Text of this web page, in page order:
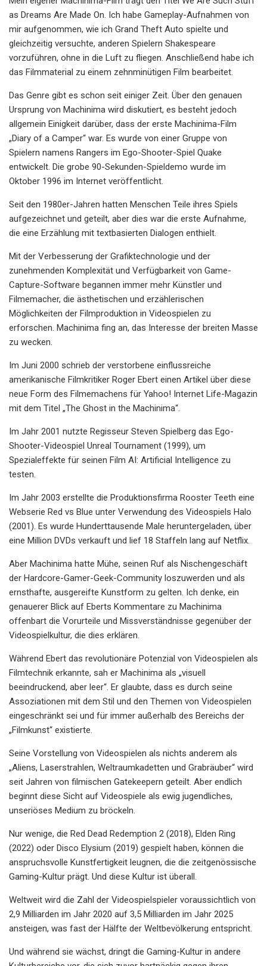
as Dreams Are Made On. Ich habe Gameplay-Aufnahmen von
mir aufgenommen, wie ich Grand Theft Auto spielte und
gleichzeitig versuchte, anderen Spielern Shakespeare
vorzuführen, ohne in die Luft zu fliegen. Anschließend habe ich
das Filmmaterial zu einem zehnminütigen Film bearbeitet.
Das Genre gibt es schon seit einiger Zeit. Über den genauen
Ursprung von Machinima wird diskutiert, es besteht jedoch
allgemein Einigkeit darüber, dass der erste Machinima-Film
„Diary of a Camper“ war. Es wurde von einer Gruppe von
Spielern namens Rangers im Ego-Shooter-Spiel Quake
entwickelt. Die grobe 90-Sekunden-Spieldemo wurde im
Oktober 1996 im Internet veröffentlicht.
Seit den 1980er-Jahren hatten Menschen Teile ihres Spiels
aufgezeichnet und geteilt, aber dies war die erste Aufnahme,
die eine Erzählung mit textbasierten Dialogen enthielt.
Mit der Verbesserung der Grafiktechnologie und der
zunehmenden Komplexität und Verfügbarkeit von Game-
Capture-Software begannen immer mehr Künstler und
Filmemacher, die ästhetischen und erzählerischen
Möglichkeiten der Filmproduktion in Videospielen zu
erforschen. Machinima fing an, das Interesse der breiten Masse
zu wecken.
Im Juni 2000 schrieb der verstorbene einflussreiche
amerikanische Filmkritiker Roger Ebert einen Artikel über diese
neue Form des Filmemachens für Yahoo! Internet Life-Magazin
mit dem Titel „The Ghost in the Machinima“.
Im Jahr 2001 nutzte Regisseur Steven Spielberg das Ego-
Shooter-Videospiel Unreal Tournament (1999), um
Spezialeffekte für seinen Film AI: Artificial Intelligence zu
testen.
Im Jahr 2003 erstellte die Produktionsfirma Rooster Teeth eine
Webserie Red vs Blue unter Verwendung des Videospiels Halo
(2001). Es wurde Hunderttausende Male heruntergeladen, über
eine Million DVDs verkauft und lief 18 Staffeln lang auf Netflix.
Aber Machinima hatte Mühe, seinen Ruf als Nischengeschäft
der Hardcore-Gamer-Geek-Community loszuwerden und als
ernsthafte, ausgereifte Kunstform zu gelten. Ich denke, ein
genauerer Blick auf Eberts Kommentare zu Machinima
offenbart die Vorurteile und Missverständnisse gegenüber der
Videospielkultur, die dies erklären.
Während Ebert das revolutionäre Potenzial von Videospielen als
Filmtechnik erkannte, sah er Machinima als „visuell
beeindruckend, aber leer“. Er glaubte, dass es durch seine
Assoziationen mit dem Stil und den Themen von Videospielen
eingeschränkt sei und für immer außerhalb des Bereichs der
„Filmkunst“ existierte.
Seine Vorstellung von Videospielen als nichts anderem als
„Aliens, Laserstrahlen, Weltraumkadetten und Grabräuber“ wird
seit Jahren von filmischen Gatekeepern geteilt. Aber endlich
beginnt diese Sicht auf Videospiele als ewig jugendliches,
unseriöses Medium zu bröckeln.
Nur wenige, die Red Dead Redemption 2 (2018), Elden Ring
(2022) oder Disco Elysium (2019) gespielt haben, können die
anspruchsvolle Kunstfertigkeit leugnen, die die zeitgenössische
Gaming-Kultur prägt. Und diese Kultur ist überall.
Weltweit wird die Zahl der Videospielspieler voraussichtlich von
2,9 Milliarden im Jahr 2020 auf 3,5 Milliarden im Jahr 2025
ansteigen, was fast der Hälfte der Weltbevölkerung entspricht.
Und während sie wächst, dringt die Gaming-Kultur in andere